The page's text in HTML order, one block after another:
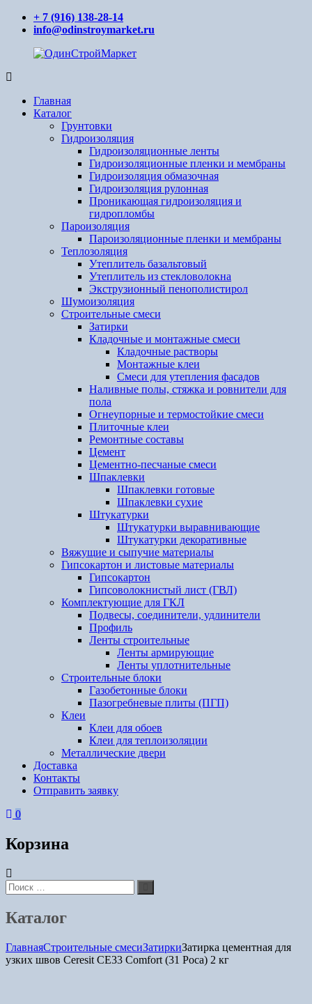
Перейти+ 7 (916) 138-28-14
info@odinstroymarket.ru
поставщик
стройматериалов
Главная
Каталог
Грунтовки
Гидроизоляция
Гидроизоляционные ленты
Гидроизоляционные пленки и мембраны
Гидроизоляция обмазочная
Гидроизоляция рулонная
Проникающая гидроизоляция и
гидропломбы
Пароизоляция
Пароизоляционные пленки и мембраны
Теплозоляция
Утеплитель базальтовый
Утеплитель из стекловолокна
Экструзионный пенополистирол
Шумоизоляция
Строительные смеси
Затирки
Кладочные и монтажные смеси
Кладочные растворы
Монтажные клеи
Смеси для утепления фасадов
Наливные полы, стяжка и ровнители для
пола
Огнеупорные и термостойкие смеси
Плиточные клеи
Ремонтные составы
Цемент
Цементно-песчаные смеси
Шпаклевки
Шпаклевки готовые
Шпаклевки сухие
Штукатурки
Штукатурки выравнивающие
Штукатурки декоративные
Вяжущие и сыпучие материалы
Гипсокартон и листовые материалы
Гипсокартон
Гипсоволокнистый лист (ГВЛ)
Комплектующие для ГКЛ
Подвесы, соединители, удлинители
Профиль
Ленты строительные
Ленты армирующие
Ленты уплотнительные
Строительные блоки
Газобетонные блоки
Пазогребневые плиты (ПГП)
Клеи
Клеи для обоев
Клеи для теплоизоляции
Металлические двери
Доставка
Контакты
Отправить заявку
0
Корзина
Искать:
Каталог
ГлавнаяСтроительные смесиЗатиркиЗатирка цементная для
узких швов Ceresit СЕ33 Comfort (31 Роса) 2 кг